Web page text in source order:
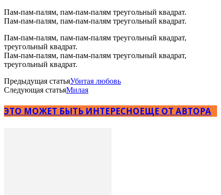
Пам-пам-палям, пам-пам-палям треугольный квадрат.
Пам-пам-палям, пам-пам-палям треугольный квадрат.
Пам-пам-палям, пам-пам-палям треугольный квадрат,
треугольный квадрат.
Пам-пам-палям, пам-пам-палям треугольный квадрат,
треугольный квадрат.
Предыдущая статьяУбитая любовь
Следующая статьяМилая
ЭТО МОЖЕТ БЫТЬ ИНТЕРЕСНОЕЩЕ ОТ АВТОРА